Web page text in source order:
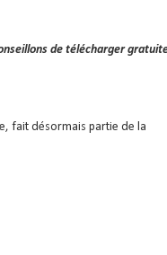
de télécharger
fait désormais partie de la